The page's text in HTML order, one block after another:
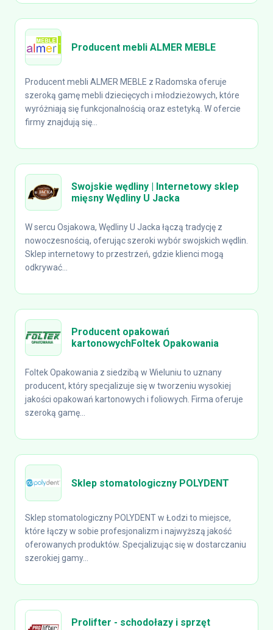
Producent mebli ALMER MEBLE
Producent mebli ALMER MEBLE z Radomska oferuje
szeroką gamę mebli dziecięcych i młodzieżowych, które
wyróżniają się funkcjonalnością oraz estetyką. W ofercie
firmy znajdują się...
Swojskie wędliny | Internetowy sklep
mięsny Wędliny U Jacka
W sercu Osjakowa, Wędliny U Jacka łączą tradycję z
nowoczesnością, oferując szeroki wybór swojskich wędlin.
Sklep internetowy to przestrzeń, gdzie klienci mogą
odkrywać...
Producent opakowań
kartonowychFoltek Opakowania
Foltek Opakowania z siedzibą w Wieluniu to uznany
producent, który specjalizuje się w tworzeniu wysokiej
jakości opakowań kartonowych i foliowych. Firma oferuje
szeroką gamę...
Sklep stomatologiczny POLYDENT
Sklep stomatologiczny POLYDENT w Łodzi to miejsce,
które łączy w sobie profesjonalizm i najwyższą jakość
oferowanych produktów. Specjalizując się w dostarczaniu
szerokiej gamy...
Prolifter - schodołazy i sprzęt